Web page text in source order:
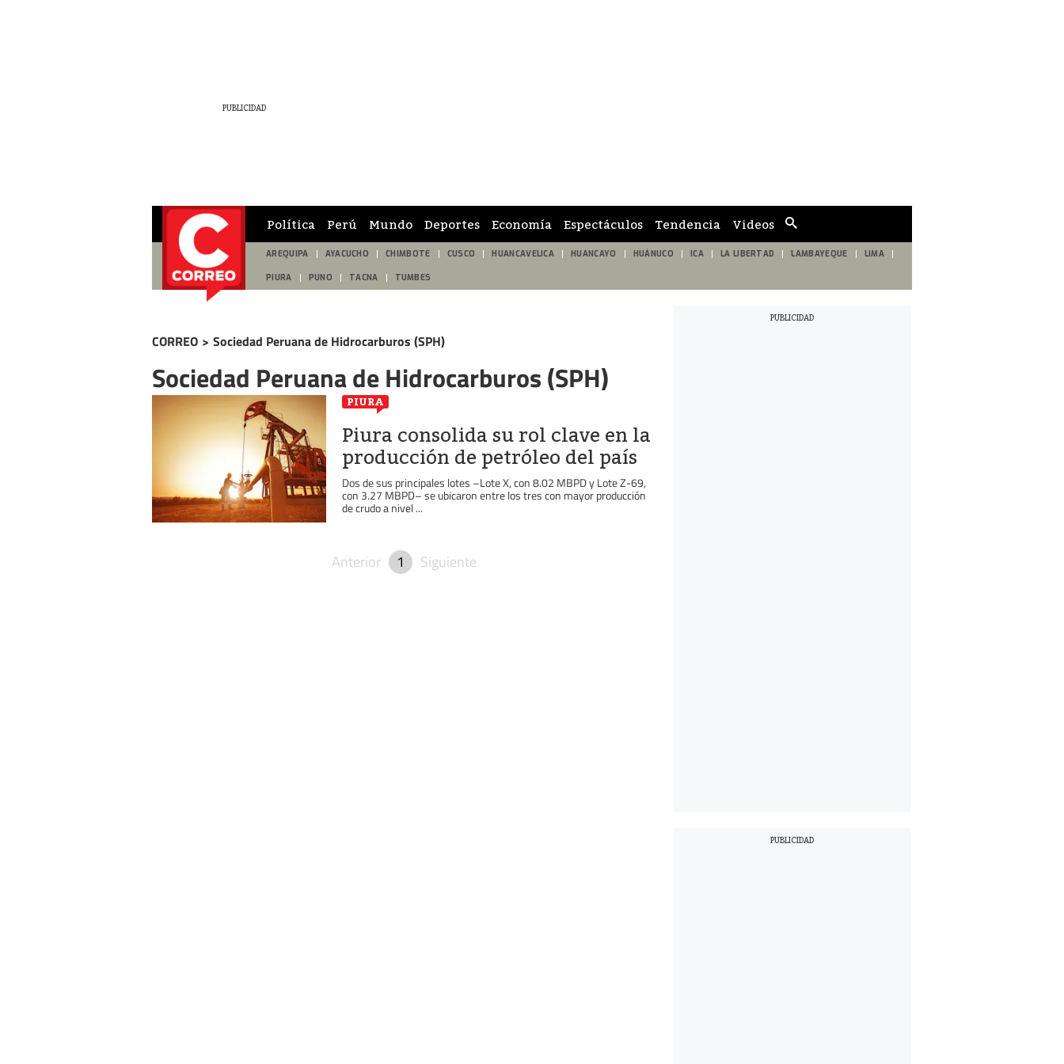
de
búsqueda
Política Perú Mundo Deportes Economía Espectáculos Tendencia Videos
AREQUIPA AYACUCHO CHIMBOTE CUSCO HUANCAVELICA HUANCAYO HUÁNUCO ICA LA LIBERTAD LAMBAYEQUE LIMA
PIURA PUNO TACNA TUMBES
CORREO > Sociedad Peruana de Hidrocarburos (SPH)
Sociedad Peruana de Hidrocarburos (SPH)
PIURA
Piura consolida su rol clave en la
producción de petróleo del país
Dos de sus principales lotes –Lote X, con 8.02 MBPD y Lote Z-69,
con 3.27 MBPD– se ubicaron entre los tres con mayor producción
de crudo a nivel ...
Anterior 1 Siguiente